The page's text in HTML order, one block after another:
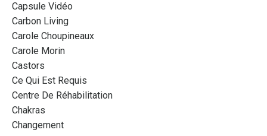
Capsule Vidéo
Carbon Living
Carole Choupineaux
Carole Morin
Castors
Ce Qui Est Requis
Centre De Réhabilitation
Chakras
Changement